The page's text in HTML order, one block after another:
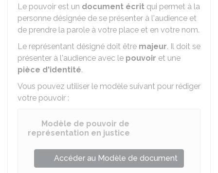
Le pouvoir est un document écrit qui permet à la
personne désignée de se présenter à l'audience et
de prendre la parole à votre place et en votre nom.
Le représentant désigné doit être majeur. Il doit se
présenter à l'audience avec le pouvoir et une
pièce d'identité.
Vous pouvez utiliser le modèle suivant pour rédiger
votre pouvoir :
Modèle de pouvoir de
représentation en justice
Accéder au Modèle de document